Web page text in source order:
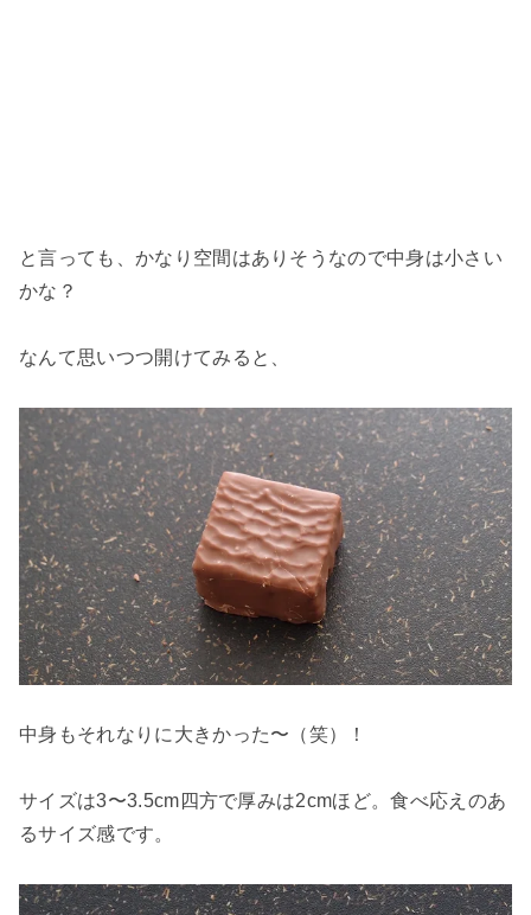
と言っても、かなり空間はありそうなので中身は小さい
かな？
なんて思いつつ開けてみると、
中身もそれなりに大きかった〜（笑）！
サイズは3〜3.5cm四方で厚みは2cmほど。食べ応えのあ
るサイズ感です。